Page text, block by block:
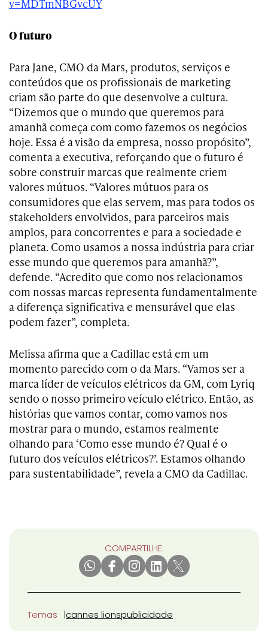
v=MDTmNBGvcUY
O futuro
Para Jane, CMO da Mars, produtos, serviços e
conteúdos que os profissionais de marketing
criam são parte do que desenvolve a cultura.
“Dizemos que o mundo que queremos para
amanhã começa com como fazemos os negócios
hoje. Essa é a visão da empresa, nosso propósito”,
comenta a executiva, reforçando que o futuro é
sobre construir marcas que realmente criem
valores mútuos. “Valores mútuos para os
consumidores que elas servem, mas para todos os
stakeholders envolvidos, para parceiros mais
amplos, para concorrentes e para a sociedade e
planeta. Como usamos a nossa indústria para criar
esse mundo que queremos para amanhã?”,
defende. “Acredito que como nos relacionamos
com nossas marcas representa fundamentalmente
a diferença significativa e mensurável que elas
podem fazer”, completa.
Melissa afirma que a Cadillac está em um
momento parecido com o da Mars. “Vamos ser a
marca líder de veículos elétricos da GM, com Lyriq
sendo o nosso primeiro veículo elétrico. Então, as
histórias que vamos contar, como vamos nos
mostrar para o mundo, estamos realmente
olhando para ‘Como esse mundo é? Qual é o
futuro dos veículos elétricos?’. Estamos olhando
para sustentabilidade”, revela a CMO da Cadillac.
COMPARTILHE:
Temas cannes lionspublicidade